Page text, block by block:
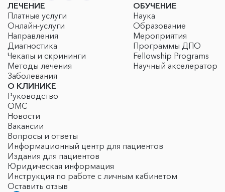
ЛЕЧЕНИЕ
Платные услуги
Онлайн-услуги
Направления
Диагностика
Чекапы и скрининги
Методы лечения
Заболевания
ОБУЧЕНИЕ
Наука
Образование
Мероприятия
Программы ДПО
Fellowship Programs
Научный акселератор
О КЛИНИКЕ
Руководство
ОМС
Новости
Вакансии
Вопросы и ответы
Информационный центр для пациентов
Издания для пациентов
Юридическая информация
Инструкция по работе с личным кабинетом
Оставить отзыв